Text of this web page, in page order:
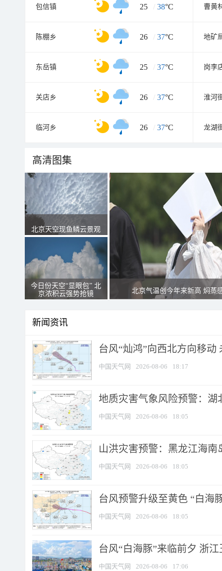
包信镇 25 / 38°C 曹黄
陈棚乡 26 / 37°C 地矿
东岳镇 25 / 37°C 岗李
关店乡 26 / 37°C 淮河
临河乡 26 / 37°C 龙湖
高清图集
北京天空现鱼鳞云景观
今日份天空“显眼包” 北
京浓积云强势抢镜
北京气温创今年来新高 焖蒸
新闻资讯
台风“灿鸿”向西北方向移动
中国天气网 2026-08-06 18:17
地质灾害气象风险预警：湖
中国天气网 2026-08-06 18:05
山洪灾害预警：黑龙江海
中国天气网 2026-08-06 18:05
台风预警升级至黄色 “白海
中国天气网 2026-08-06 18:05
台风“白海豚”来临前夕 浙
中国天气网 2026-08-06 17:06